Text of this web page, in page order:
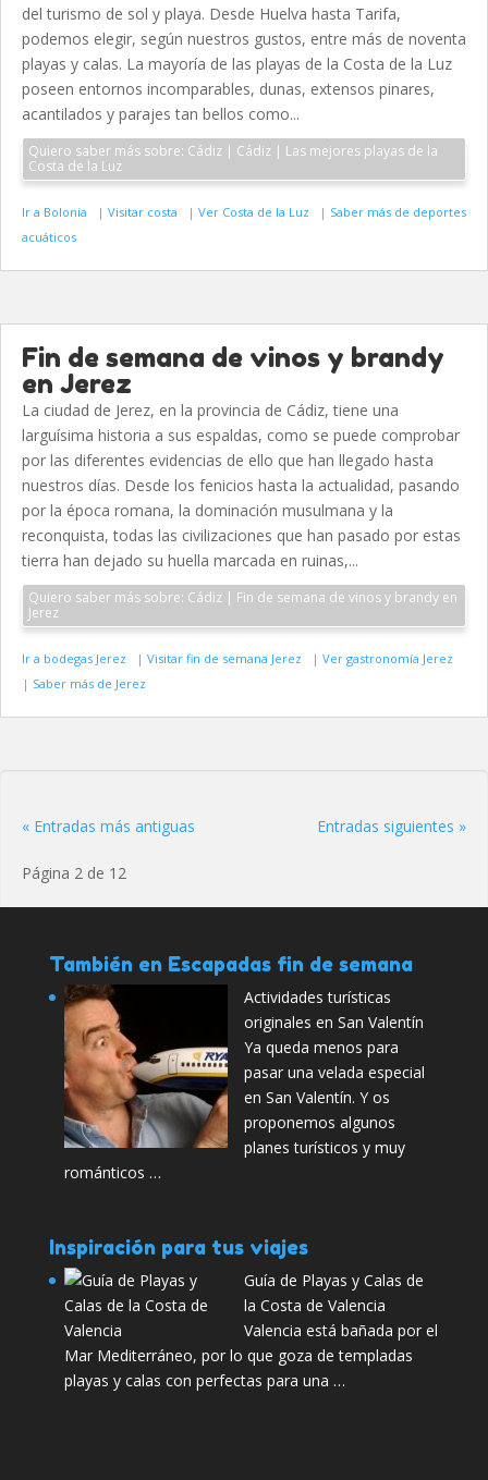
del turismo de sol y playa. Desde Huelva hasta Tarifa,
podemos elegir, según nuestros gustos, entre más de noventa
playas y calas. La mayoría de las playas de la Costa de la Luz
poseen entornos incomparables, dunas, extensos pinares,
acantilados y parajes tan bellos como...
Quiero saber más sobre: Cádiz | Cádiz | Las mejores playas de la
Costa de la Luz
Ir a Bolonia | Visitar costa | Ver Costa de la Luz | Saber más de deportes
acuáticos
Fin de semana de vinos y brandy
en Jerez
La ciudad de Jerez, en la provincia de Cádiz, tiene una
larguísima historia a sus espaldas, como se puede comprobar
por las diferentes evidencias de ello que han llegado hasta
nuestros días. Desde los fenicios hasta la actualidad, pasando
por la época romana, la dominación musulmana y la
reconquista, todas las civilizaciones que han pasado por estas
tierra han dejado su huella marcada en ruinas,...
Quiero saber más sobre: Cádiz | Fin de semana de vinos y brandy en
Jerez
Ir a bodegas Jerez | Visitar fin de semana Jerez | Ver gastronomía Jerez
|
Saber más de Jerez
« Entradas más antiguas Entradas siguientes »
Página 2 de 12
También en Escapadas fin de semana
Actividades turísticas
originales en San Valentín
Ya queda menos para
pasar una velada especial
en San Valentín. Y os
proponemos algunos
planes turísticos y muy
románticos …
Inspiración para tus viajes
Guía de Playas y Calas de
la Costa de Valencia
Valencia está bañada por el
Mar Mediterráneo, por lo que goza de templadas
playas y calas con perfectas para una …